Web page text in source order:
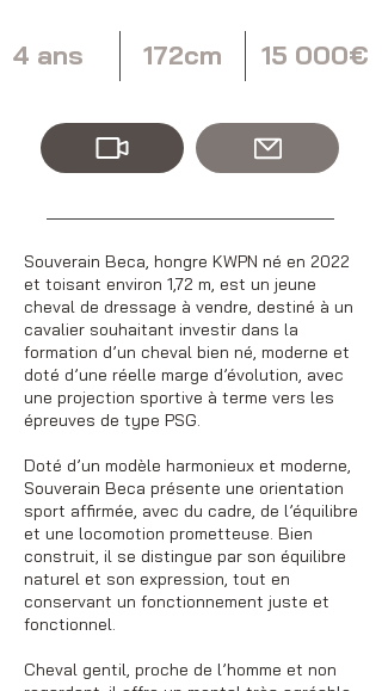
4 ans 172cm 15 000€
Souverain Beca, hongre KWPN né en 2022
et toisant environ 1,72 m, est un jeune
cheval de dressage à vendre, destiné à un
cavalier souhaitant investir dans la
formation d’un cheval bien né, moderne et
doté d’une réelle marge d’évolution, avec
une projection sportive à terme vers les
épreuves de type PSG.
Doté d’un modèle harmonieux et moderne,
Souverain Beca présente une orientation
sport affirmée, avec du cadre, de l’équilibre
et une locomotion prometteuse. Bien
construit, il se distingue par son équilibre
naturel et son expression, tout en
conservant un fonctionnement juste et
fonctionnel.
Cheval gentil, proche de l’homme et non